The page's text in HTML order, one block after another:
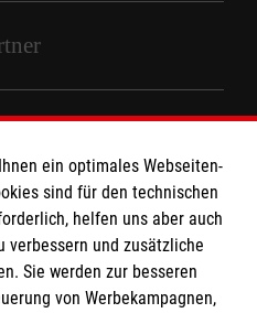
und den
können Sie unter
kontaktieren.
ein optimales Webseiten-
sind für den technischen
helfen uns aber auch
verbessern und zusätzliche
Sie werden zur besseren
von Werbekampagnen,